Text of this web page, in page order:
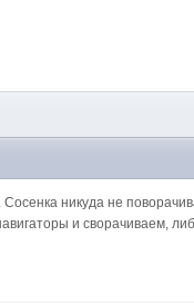
никуда не
и сворачиваем,